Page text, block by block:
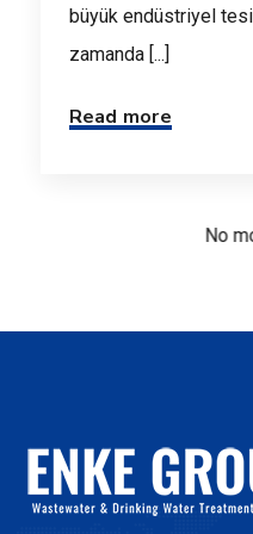
büyük endüstriyel
zamanda [...]
Read more
No